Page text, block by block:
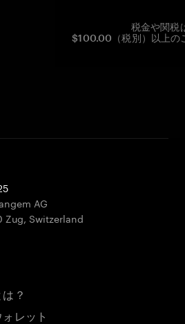
税金や関税
$100.00（税別）以上の
AG
Zug, Switzerland
？
レット